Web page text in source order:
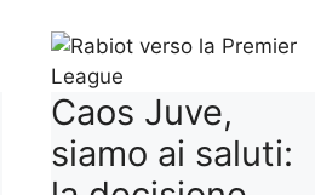
Caos Juve,
siamo ai saluti: